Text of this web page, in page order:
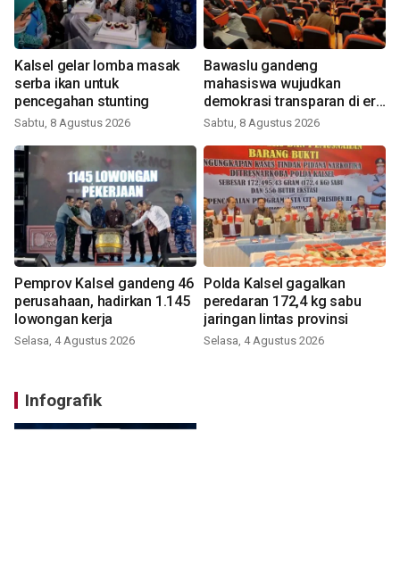
Kalsel gelar lomba masak
serba ikan untuk
pencegahan stunting
Sabtu, 8 Agustus 2026
Bawaslu gandeng
mahasiswa wujudkan
demokrasi transparan di era
digital
Sabtu, 8 Agustus 2026
Pemprov Kalsel gandeng 46
perusahaan, hadirkan 1.145
lowongan kerja
Selasa, 4 Agustus 2026
Polda Kalsel gagalkan
peredaran 172,4 kg sabu
jaringan lintas provinsi
Selasa, 4 Agustus 2026
Infografik